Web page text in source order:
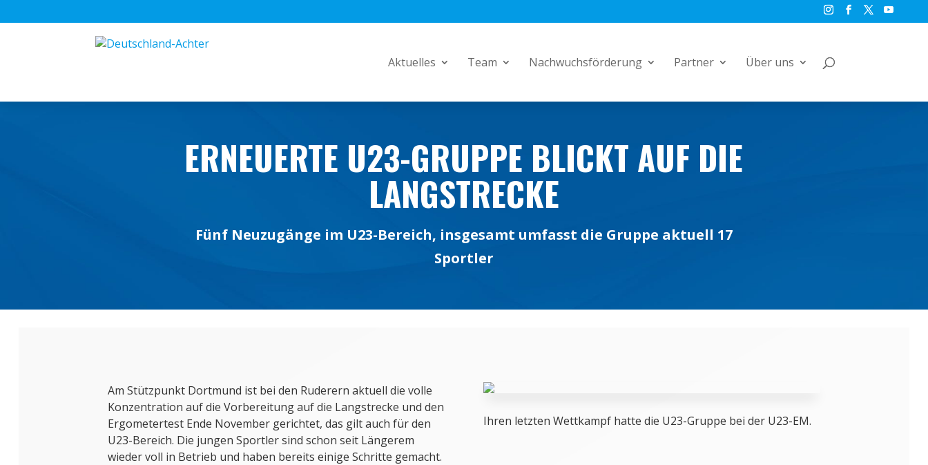
Aktuelles Team Nachwuchsförderung Partner Über uns
ERNEUERTE U23-GRUPPE BLICKT AUF DIE
LANGSTRECKE
Fünf Neuzugänge im U23-Bereich, insgesamt umfasst die Gruppe aktuell 17
Sportler
Am Stützpunkt Dortmund ist bei den Ruderern aktuell die volle
Konzentration auf die Vorbereitung auf die Langstrecke und den
Ergometertest Ende November gerichtet, das gilt auch für den
U23-Bereich. Die jungen Sportler sind schon seit Längerem
wieder voll in Betrieb und haben bereits einige Schritte gemacht.
Ihren letzten Wettkampf hatte die U23-Gruppe bei der U23-EM.